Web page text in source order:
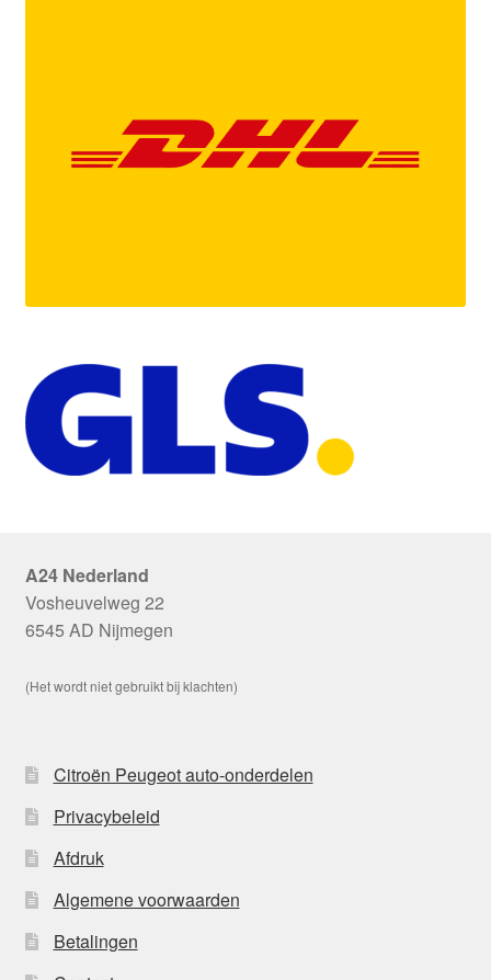
A24 Nederland
Vosheuvelweg 22
6545 AD Nijmegen
(Het wordt niet gebruikt bij klachten)
Citroën Peugeot auto-onderdelen
Privacybeleid
Afdruk
Algemene voorwaarden
Betalingen